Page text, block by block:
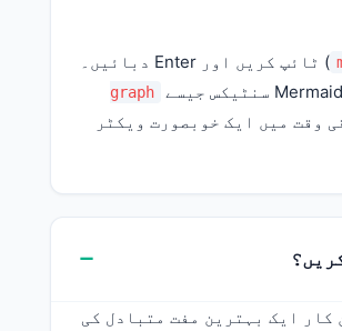
) ٹائپ کریں اور Enter دبائیں۔
graph
وقت میں ایک خوبصورت ویکٹر
کار ایک بہترین مفت متبادل کی